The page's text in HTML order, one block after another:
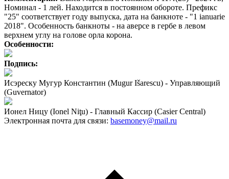
Номинал - 1 лей. Находится в постоянном обороте. Префикс
"25" соответствует году выпуска, дата на банкноте - "1 ianuarie
2018". Особенность банкноты - на аверсе в гербе в левом
верхнем углу на голове орла корона.
Особенности:
Подпись:
Исэреску Мугур Константин (Mugur Išarescu) - Управляющий
(Guvernator)
Ионел Ницу (Ionel Niţu) - Главный Кассир (Casier Central)
Электронная почта для связи: basemoney@mail.ru